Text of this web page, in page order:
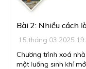
Bài 2: Nhiều cách
15 tháng 03 2025
Chương trình xoá
một luồng sinh khí